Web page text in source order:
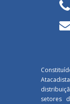
setores